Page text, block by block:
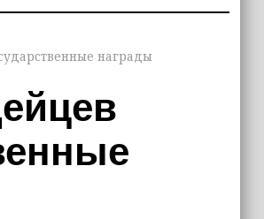
награды